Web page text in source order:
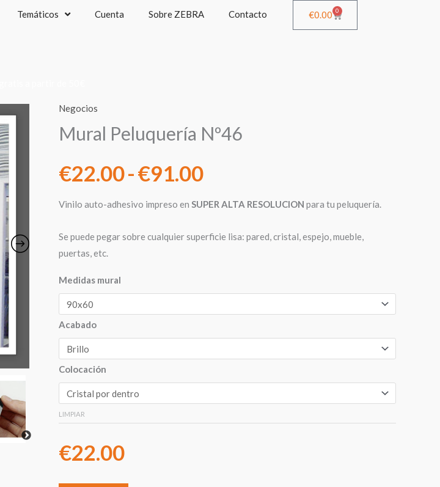
Temáticos Cuenta Sobre ZEBRA Contacto €0.00 0
Cart
Negocios
Mural Peluquería Nº46
€22.00-€91.00
Rango
precios:
desde
hasta
€91.00
Vinilo auto-adhesivo impreso en SUPER ALTA RESOLUCION para tu peluquería.
Se puede pegar sobre cualquier superficie lisa: pared, cristal, espejo, mueble,
puertas, etc.
Medidas mural
Acabado
Colocación
LIMPIAR
€22.00